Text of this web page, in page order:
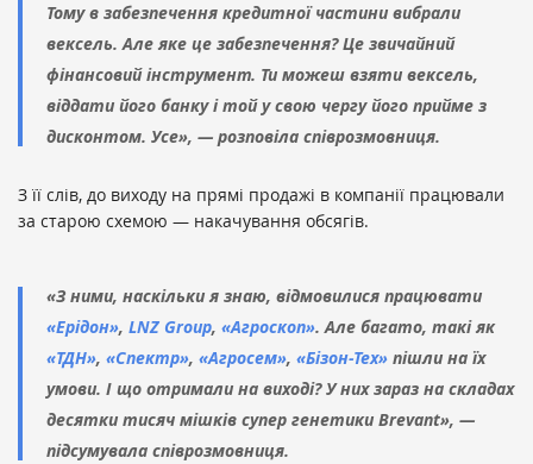
Тому в забезпечення кредитної частини вибрали
вексель. Але яке це забезпечення? Це звичайний
фінансовий інструмент. Ти можеш взяти вексель,
віддати його банку і той у свою чергу його прийме з
дисконтом. Усе», — розповіла співрозмовниця.
З її слів, до виходу на прямі продажі в компанії працювали
за старою схемою — накачування обсягів.
«З ними, наскільки я знаю, відмовилися працювати
«Ерідон», LNZ Group, «Агроскоп». Але багато, такі як
«ТДН», «Спектр», «Агросем», «Бізон-Тех» пішли на їх
умови. І що отримали на виході? У них зараз на складах
десятки тисяч мішків супер генетики Brevant», —
підсумувала співрозмовниця.